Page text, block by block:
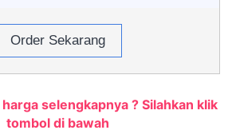
Order Sekarang
selengkapnya ? Silahkan klik
tombol di bawah